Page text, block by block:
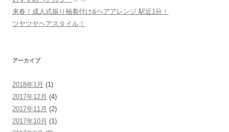
来春！成人式振り袖着付け&ヘアアレンジ 駅近1分！
ツヤツヤヘアスタイル！
アーカイブ
2018年1月 (1)
2017年12月 (4)
2017年11月 (2)
2017年10月 (1)